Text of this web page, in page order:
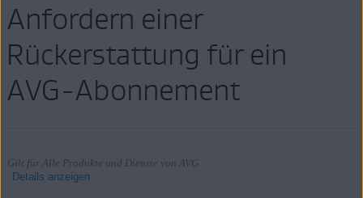
Anfordern einer
Rückerstattung für ein
AVG-Abonnement
Gilt für Alle Produkte und Dienste von AVG
Details anzeigen